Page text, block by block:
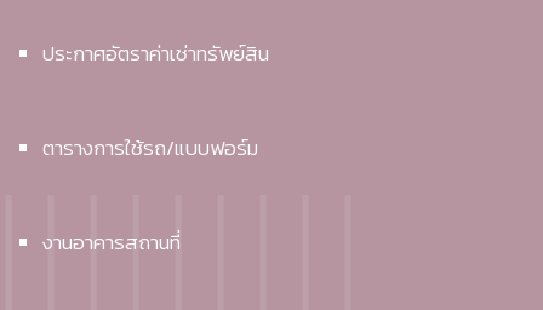
ประกาศอัตราค่าเช่าทรัพย์สิน
ตารางการใช้รถ/แบบฟอร์ม
งานอาคารสถานที่